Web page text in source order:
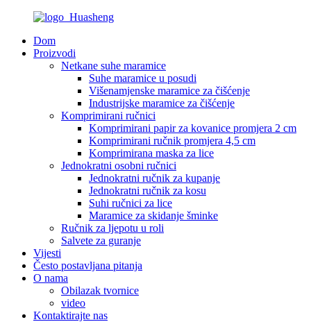
Dom
Proizvodi
Netkane suhe maramice
Suhe maramice u posudi
Višenamjenske maramice za čišćenje
Industrijske maramice za čišćenje
Komprimirani ručnici
Komprimirani papir za kovanice promjera 2 cm
Komprimirani ručnik promjera 4,5 cm
Komprimirana maska ​​za lice
Jednokratni osobni ručnici
Jednokratni ručnik za kupanje
Jednokratni ručnik za kosu
Suhi ručnici za lice
Maramice za skidanje šminke
Ručnik za ljepotu u roli
Salvete za guranje
Vijesti
Često postavljana pitanja
O nama
Obilazak tvornice
video
Kontaktirajte nas